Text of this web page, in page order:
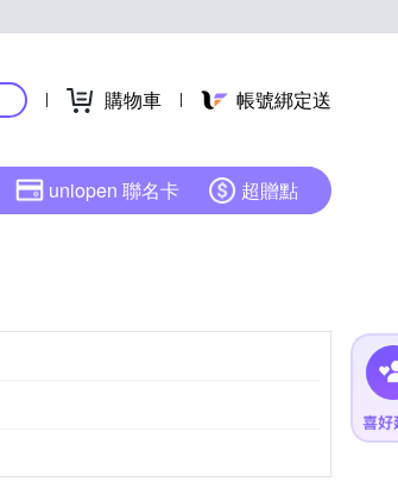
購物車 帳號綁定送
uniopen 聯名卡 超贈點